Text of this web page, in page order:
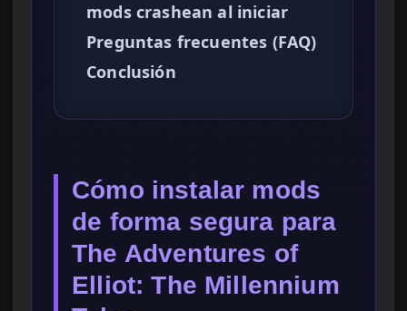
mods crashean al iniciar
Preguntas frecuentes (FAQ)
Conclusión
Cómo instalar mods
de forma segura para
The Adventures of
Elliot: The Millennium